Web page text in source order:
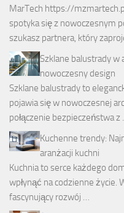
MarTech https://
spotyka się z nowoczesnym
szukasz partnera, który
Szklane balustrady
nowoczesny design
Szklane balustrady to
pojawia się w nowoczesnej
połączenie bezpieczeństwa z
Kuchenne trendy:
aranżacji kuchni
Kuchnia to serce każdego
wpłynąć na codzienne życie.
fascynujący rozwój …